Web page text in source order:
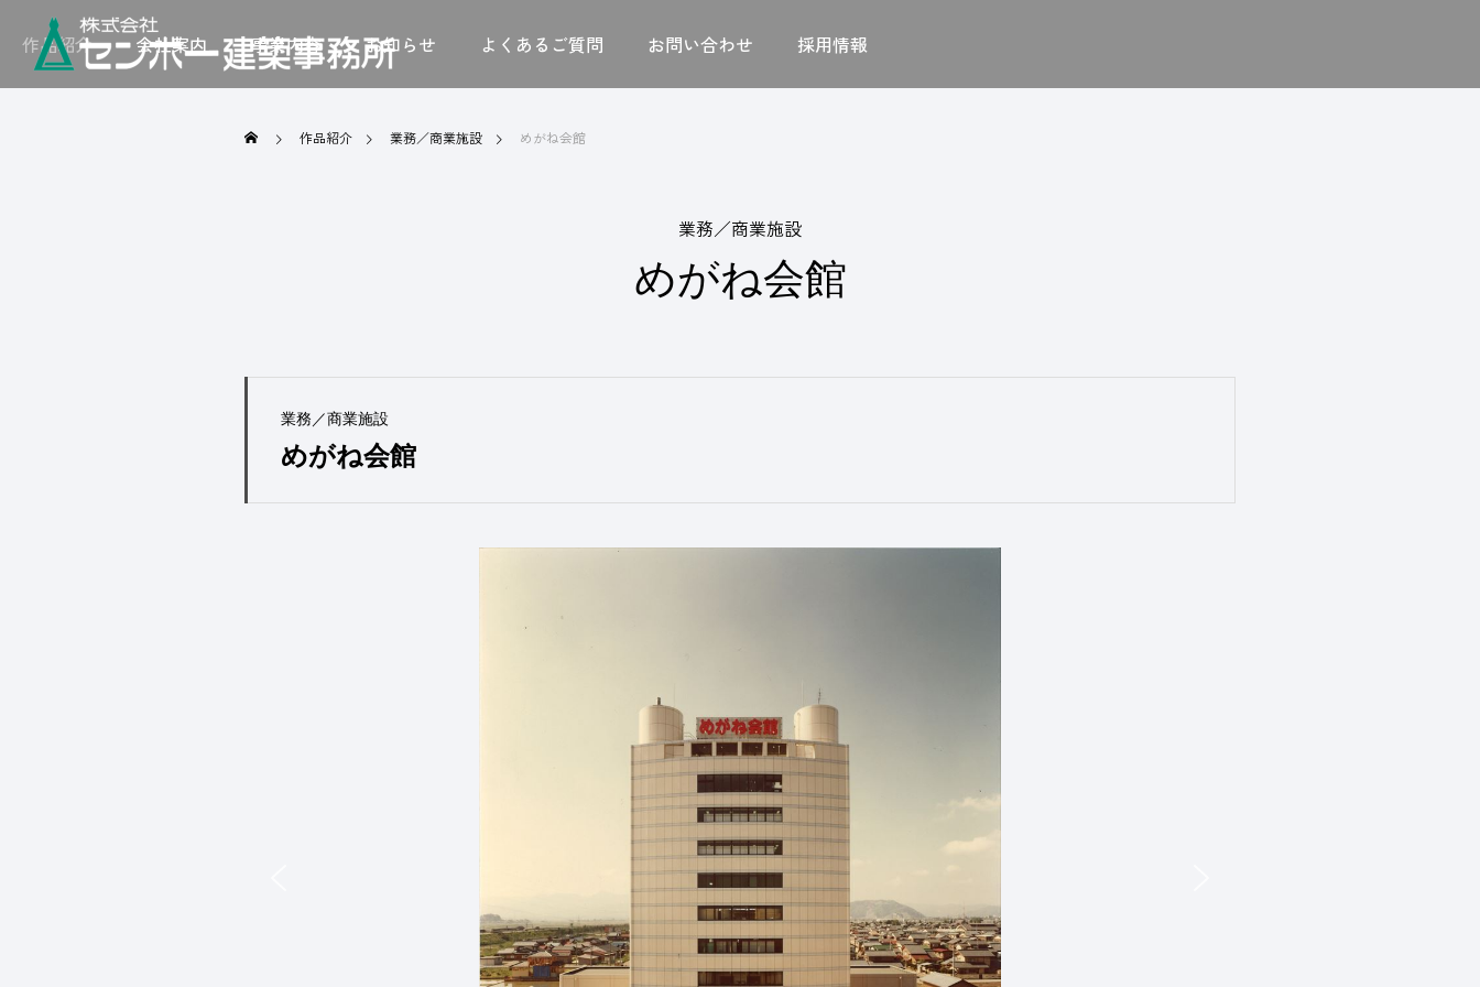
作品紹介 会社案内 事業内容 お知らせ よくあるご質問 お問い合わせ 採用情報
作品紹介 業務／商業施設 めがね会館
業務／商業施設
めがね会館
業務／商業施設
めがね会館